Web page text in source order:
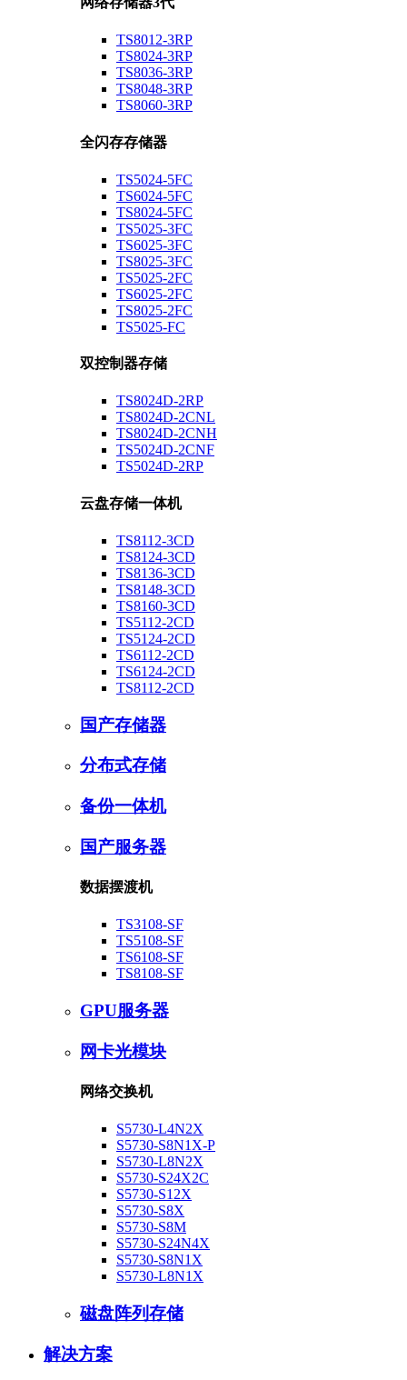
TS8012-3RP
TS8024-3RP
TS8036-3RP
TS8048-3RP
TS8060-3RP
全闪存存储器
TS5024-5FC
TS6024-5FC
TS8024-5FC
TS5025-3FC
TS6025-3FC
TS8025-3FC
TS5025-2FC
TS6025-2FC
TS8025-2FC
TS5025-FC
双控制器存储
TS8024D-2RP
TS8024D-2CNL
TS8024D-2CNH
TS5024D-2CNF
TS5024D-2RP
云盘存储一体机
TS8112-3CD
TS8124-3CD
TS8136-3CD
TS8148-3CD
TS8160-3CD
TS5112-2CD
TS5124-2CD
TS6112-2CD
TS6124-2CD
TS8112-2CD
国产存储器
分布式存储
备份一体机
国产服务器
数据摆渡机
TS3108-SF
TS5108-SF
TS6108-SF
TS8108-SF
GPU服务器
网卡光模块
网络交换机
S5730-L4N2X
S5730-S8N1X-P
S5730-L8N2X
S5730-S24X2C
S5730-S12X
S5730-S8X
S5730-S8M
S5730-S24N4X
S5730-S8N1X
S5730-L8N1X
磁盘阵列存储
解决方案